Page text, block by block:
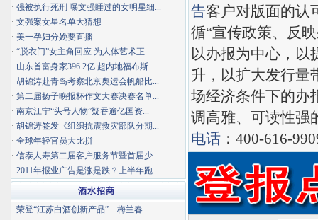
告客户对版面的认
循“宣传政策、反
以办报为中心，以
升，以扩大发行量
场经济条件下的办
调高雅、可读性强
电话 ：400-616-
· 强被执行死刑 曝文强睡过的女明星细...
· 文强案女星名单大猜想
· 美一孕妇分娩要直播
· “脱衣门”女主角回应 为人体艺术正...
· 山东首富身家396.2亿 超内地福布斯...
· 胡锦涛赴青岛考察北京奥运会帆船比...
· 第二届扬子晚报杯作文大赛决赛名单...
· 南京江宁“头号人物”疑吞逾亿国资...
· 胡锦涛签发《组织抗震救灾部队分期...
· 全球年轻官员大比拼
· 信泰人寿第二届客户服务节暨首届少...
· 2011年报业广告是涨是跌？上半年跑...
酒水招商
· 荣登“江苏白酒创新产品” 梅兰春...